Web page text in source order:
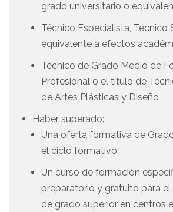
grado universitario o
Técnico Especialista, Técnico
equivalente a efectos
Técnico de Grado Medio de
Profesional o el título de
de Artes Plásticas y Diseño
Haber superado:
Una oferta formativa de
el ciclo formativo.
Un curso de formación
preparatorio y gratuito para
de grado superior en centros